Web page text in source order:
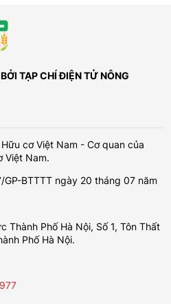
BỞI TẠP CHÍ ĐIỆN TỬ NÔNG
cơ Việt Nam - Cơ quan của
Việt Nam.
BTTTT ngày 20 tháng 07 năm
Thành Phố Hà Nội, Số 1, Tôn Thất
Phố Hà Nội.